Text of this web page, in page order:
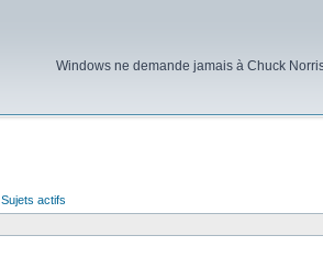
Windows ne demande jamais à Chuck
Sujets actifs